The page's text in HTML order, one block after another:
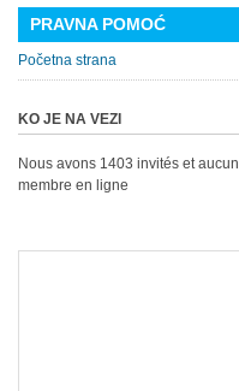
PRAVNA POMOĆ
Početna strana
KO JE NA VEZI
Nous avons 1403 invités et aucun
membre en ligne